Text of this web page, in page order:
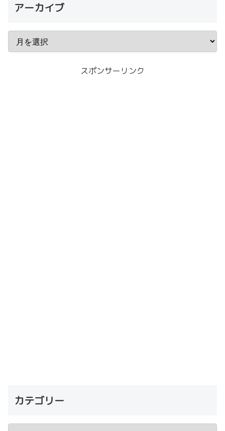
アーカイブ
スポンサーリンク
カテゴリー